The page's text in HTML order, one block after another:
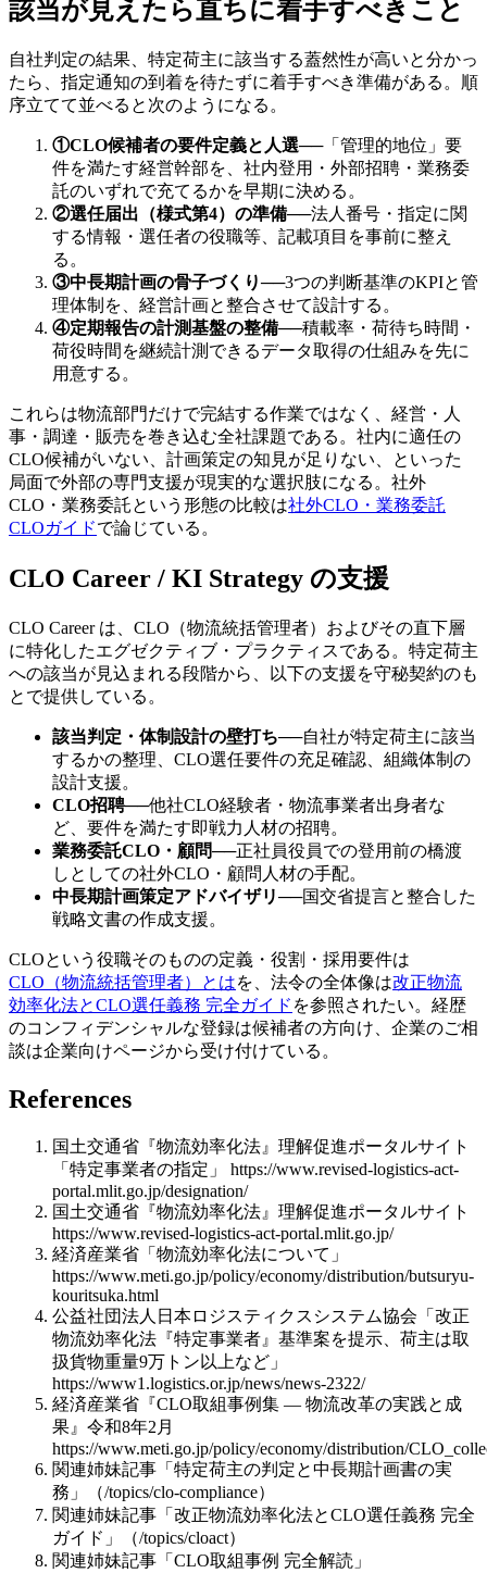
該当が見えたら直ちに着手すべきこと
自社判定の結果、特定荷主に該当する蓋然性が高いと分かっ
たら、指定通知の到着を待たずに着手すべき準備がある。順
序立てて並べると次のようになる。
①CLO候補者の要件定義と人選──「管理的地位」要
件を満たす経営幹部を、社内登用・外部招聘・業務委
託のいずれで充てるかを早期に決める。
②選任届出（様式第4）の準備──法人番号・指定に関
する情報・選任者の役職等、記載項目を事前に整え
る。
③中長期計画の骨子づくり──3つの判断基準のKPIと管
理体制を、経営計画と整合させて設計する。
④定期報告の計測基盤の整備──積載率・荷待ち時間・
荷役時間を継続計測できるデータ取得の仕組みを先に
用意する。
これらは物流部門だけで完結する作業ではなく、経営・人
事・調達・販売を巻き込む全社課題である。社内に適任の
CLO候補がいない、計画策定の知見が足りない、といった
局面で外部の専門支援が現実的な選択肢になる。社外
CLO・業務委託という形態の比較は社外CLO・業務委託
CLOガイドで論じている。
CLO Career / KI Strategy の支援
CLO Career は、CLO（物流統括管理者）およびその直下層
に特化したエグゼクティブ・プラクティスである。特定荷主
への該当が見込まれる段階から、以下の支援を守秘契約のも
とで提供している。
該当判定・体制設計の壁打ち──自社が特定荷主に該当
するかの整理、CLO選任要件の充足確認、組織体制の
設計支援。
CLO招聘──他社CLO経験者・物流事業者出身者な
ど、要件を満たす即戦力人材の招聘。
業務委託CLO・顧問──正社員役員での登用前の橋渡
しとしての社外CLO・顧問人材の手配。
中長期計画策定アドバイザリ──国交省提言と整合した
戦略文書の作成支援。
CLOという役職そのものの定義・役割・採用要件は
CLO（物流統括管理者）とはを、法令の全体像は改正物流
効率化法とCLO選任義務 完全ガイド を参照されたい。経歴
のコンフィデンシャルな登録は候補者の方向け、企業のご相
談は企業向けページから受け付けている。
References
国土交通省『物流効率化法』理解促進ポータルサイト
「特定事業者の指定」 https://www.revised-logistics-act-
portal.mlit.go.jp/designation/
国土交通省『物流効率化法』理解促進ポータルサイト
https://www.revised-logistics-act-portal.mlit.go.jp/
経済産業省「物流効率化法について」
https://www.meti.go.jp/policy/economy/distribution/butsuryu-
kouritsuka.html
公益社団法人日本ロジスティクスシステム協会「改正
物流効率化法『特定事業者』基準案を提示、荷主は取
扱貨物重量9万トン以上など」
https://www1.logistics.or.jp/news/news-2322/
経済産業省『CLO取組事例集 — 物流改革の実践と成
果』令和8年2月
https://www.meti.go.jp/policy/economy/distribution/
関連姉妹記事「特定荷主の判定と中長期計画書の実
務」（/topics/clo-compliance）
関連姉妹記事「改正物流効率化法とCLO選任義務 完全
ガイド」（/topics/cloact）
関連姉妹記事「CLO取組事例 完全解読」